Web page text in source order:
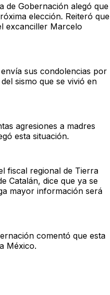
de Gobernación alegó que
elección. Reiteró que
excanciller Marcelo
sus condolencias por
sismo que se vivió en
agresiones a madres
esta situación.
fiscal regional de Tierra
Catalán, dice que ya se
mayor información será
comentó que esta
México.